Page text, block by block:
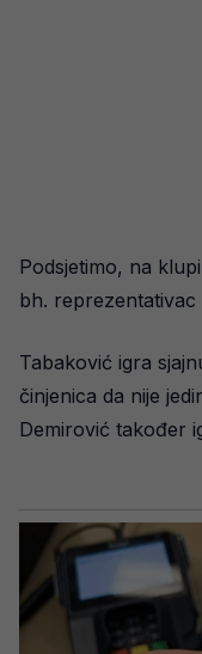
Podsjetimo, na
bh. reprezentativac
Tabaković igra
činjenica da nije
Demirović također